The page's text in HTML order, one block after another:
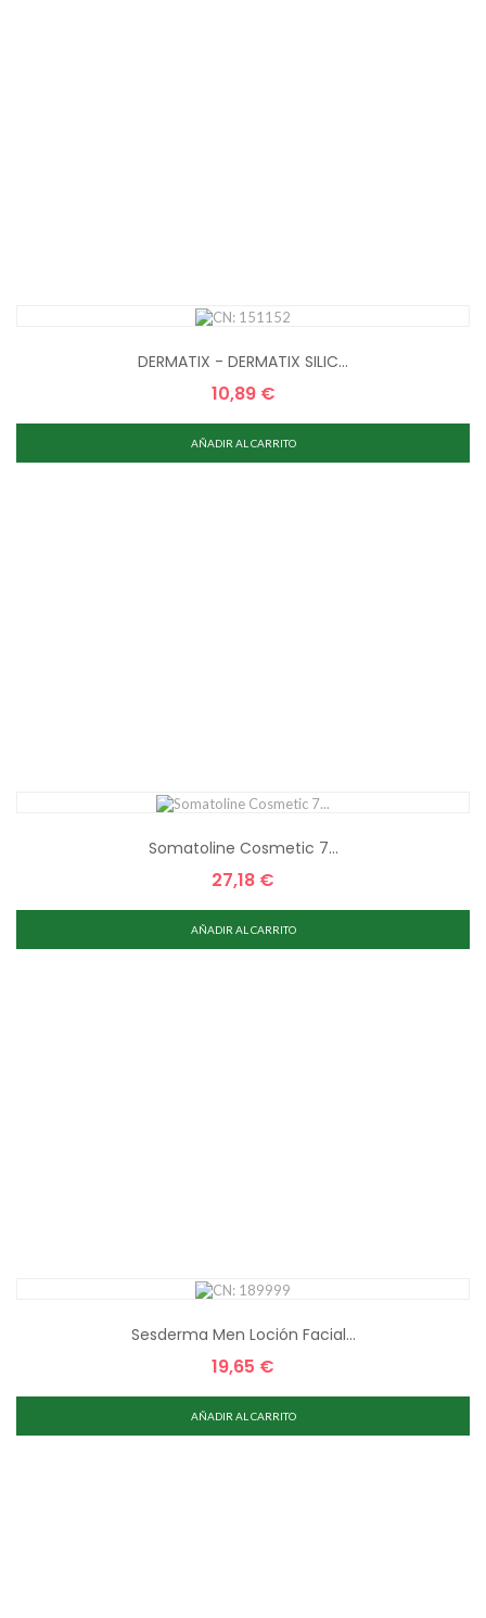
DERMATIX - DERMATIX SILIC...
Precio
10,89 €
AÑADIR AL CARRITO
Somatoline Cosmetic 7...
Precio
27,18 €
AÑADIR AL CARRITO
Sesderma Men Loción Facial...
Precio
19,65 €
AÑADIR AL CARRITO